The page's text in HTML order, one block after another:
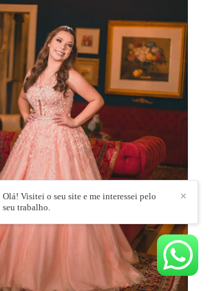
✕
Olá! Visitei o seu site e me interessei pelo
seu trabalho.